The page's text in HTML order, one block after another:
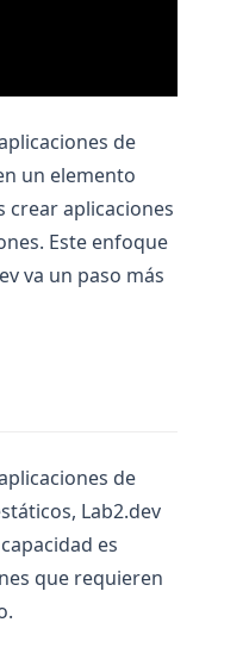
de
un elemento
crear aplicaciones
Este enfoque
va un paso más
de
Lab2.dev
es
que requieren